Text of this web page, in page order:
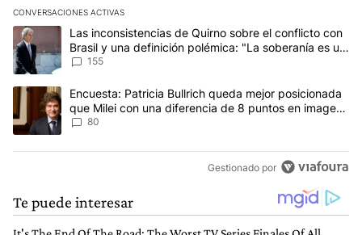
CONVERSACIONES ACTIVAS
Este listado muestra los artículos con más comentarios en los
Un artículo de tendencia con el título "Las inconsistencias de
Las inconsistencias de Quirno sobre el conflicto con
Brasil y una definición polémica: "La soberanía es un
concepto antiguo"
155
Un artículo de tendencia con el título "Encuesta: Patricia
Encuesta: Patricia Bullrich queda mejor posicionada
que Milei con una diferencia de 8 puntos en imagen
negativa
80
Gestionado por